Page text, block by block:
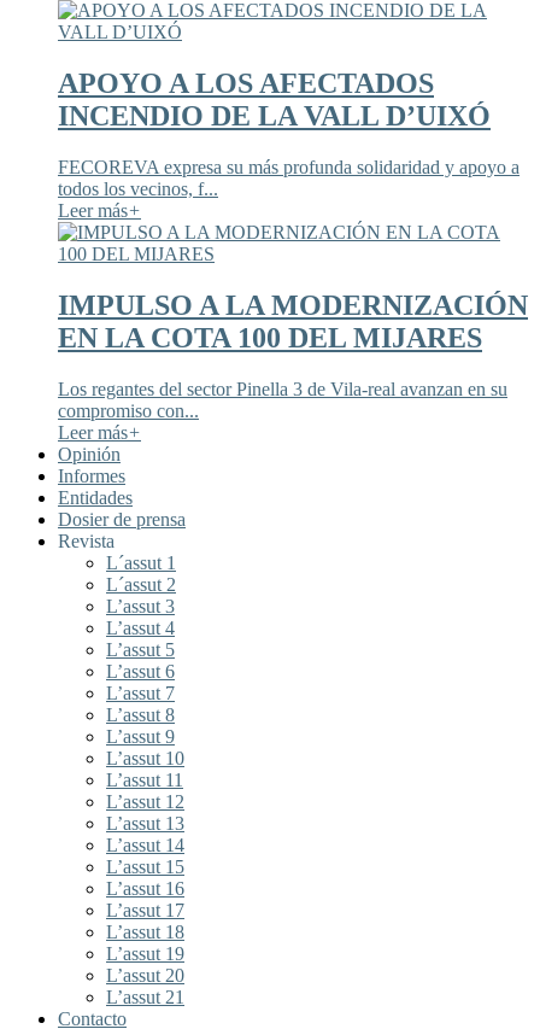
APOYO A LOS AFECTADOS
INCENDIO DE LA VALL D’UIXÓ
FECOREVA expresa su más profunda solidaridad y apoyo a
todos los vecinos, f...
Leer más+
IMPULSO A LA MODERNIZACIÓN
EN LA COTA 100 DEL MIJARES
Los regantes del sector Pinella 3 de Vila-real avanzan en su
compromiso con...
Leer más+
Opinión
Informes
Entidades
Dosier de prensa
Revista
L´assut 1
L´assut 2
L’assut 3
L’assut 4
L’assut 5
L’assut 6
L’assut 7
L’assut 8
L’assut 9
L’assut 10
L’assut 11
L’assut 12
L’assut 13
L’assut 14
L’assut 15
L’assut 16
L’assut 17
L’assut 18
L’assut 19
L’assut 20
L’assut 21
Contacto